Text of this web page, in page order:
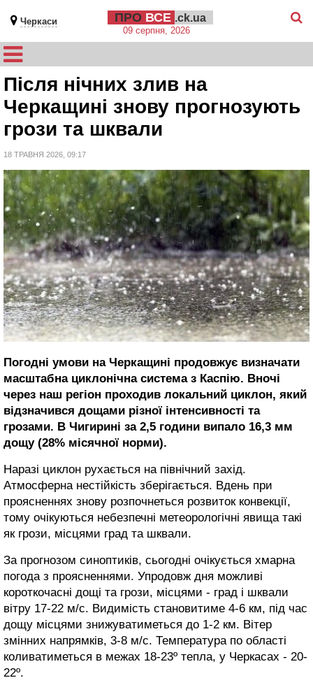
Черкаси ПРО ВСЕ .ck.ua
09 серпня, 2026
Після нічних злив на
Черкащині знову прогнозують
грози та шквали
18 ТРАВНЯ 2026, 09:17
Погодні умови на Черкащині продовжує визначати
масштабна циклонічна система з Каспію. Вночі
через наш регіон проходив локальний циклон, який
відзначився дощами різної інтенсивності та
грозами. В Чигирині за 2,5 години випало 16,3 мм
дощу (28% місячної норми).
Наразі циклон рухається на північний захід.
Атмосферна нестійкість зберігається. Вдень при
проясненнях знову розпочнеться розвиток конвекції,
тому очікуються небезпечні метеорологічні явища такі
як грози, місцями град та шквали.
За прогнозом синоптиків, сьогодні очікується хмарна
погода з проясненнями. Упродовж дня можливі
короткочасні дощі та грози, місцями - град і шквали
вітру 17-22 м/с. Видимість становитиме 4-6 км, під час
дощу місцями знижуватиметься до 1-2 км. Вітер
змінних напрямків, 3-8 м/с. Температура по області
коливатиметься в межах 18-23º тепла, у Черкасах - 20-
22º.